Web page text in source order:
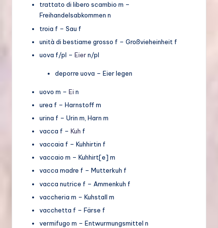
trattato di libero scambio m –
Freihandelsabkommen n
troia f – Sau f
unità di bestiame grosso f – Großvieheinheit f
uova f/pl – Eiern/pl
deporre uova – Eier legen
uovo m – Ei n
urea f – Harnstoff m
urina f – Urin m, Harn m
vacca f – Kuh f
vaccaia f – Kuhhirtin f
vaccaio m – Kuhhirt[e] m
vacca madre f – Mutterkuh f
vacca nutrice f – Ammenkuh f
vaccheria m – Kuhstall m
vacchetta f – Färse f
vermifugo m – Entwurmungsmittel n